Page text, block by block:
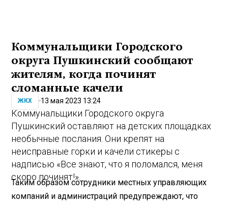
Коммунальщики Городского
округа Пушкинский сообщают
жителям, когда починят
сломанные качели
ЖКХ 13 мая 2023 13:24
Коммунальщики Городского округа
Пушкинский оставляют на детских площадках
необычные послания. Они крепят на
неисправные горки и качели стикеры с
надписью «Все знают, что я поломался, меня
скоро починят!».
Таким образом сотрудники местных управляющих
компаний и администраций предупреждают, что